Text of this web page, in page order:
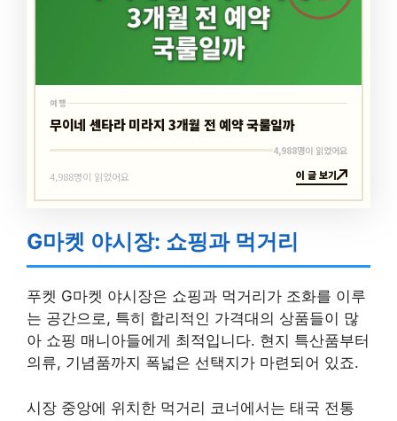
여행
무이네 센타라 미라지 3개월 전 예약 국룰일까
4,988명이 읽었어요
4,988명이 읽었어요 이 글 보기
G마켓 야시장: 쇼핑과 먹거리
푸켓 G마켓 야시장은 쇼핑과 먹거리가 조화를 이루
는 공간으로, 특히 합리적인 가격대의 상품들이 많
아 쇼핑 매니아들에게 최적입니다. 현지 특산품부터
의류, 기념품까지 폭넓은 선택지가 마련되어 있죠.
시장 중앙에 위치한 먹거리 코너에서는 태국 전통